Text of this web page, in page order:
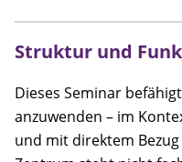
Struktur und
Dieses Seminar
anzuwenden – im
und mit direktem